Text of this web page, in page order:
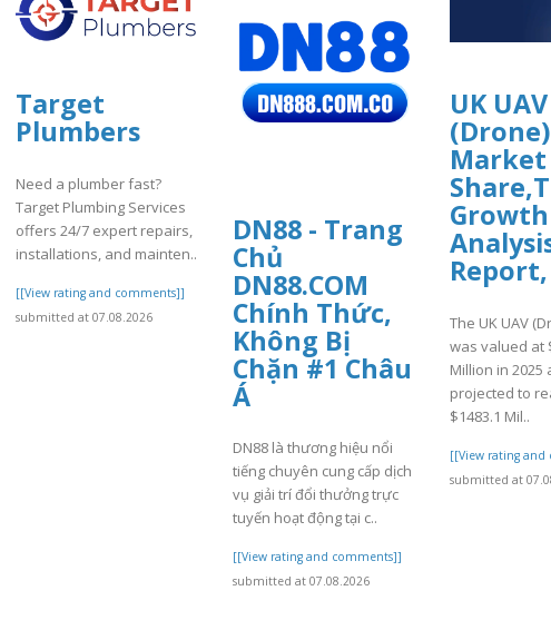
Target
Plumbers
Need a plumber fast?
Target Plumbing Services
offers 24/7 expert repairs,
installations, and mainten..
[[View rating and comments]]
submitted at 07.08.2026
DN88 - Trang
Chủ
DN88.COM
Chính Thức,
Không Bị
Chặn #1 Châu
Á
DN88 là thương hiệu nổi
tiếng chuyên cung cấp dịch
vụ giải trí đổi thưởng trực
tuyến hoạt động tại c..
[[View rating and comments]]
submitted at 07.08.2026
UK UAV
(Drone)
Market
Growth
Report,
The UK UAV
was valued at
Million in 2025
projected to
$1483.1 Mil..
[[View rating
submitted at